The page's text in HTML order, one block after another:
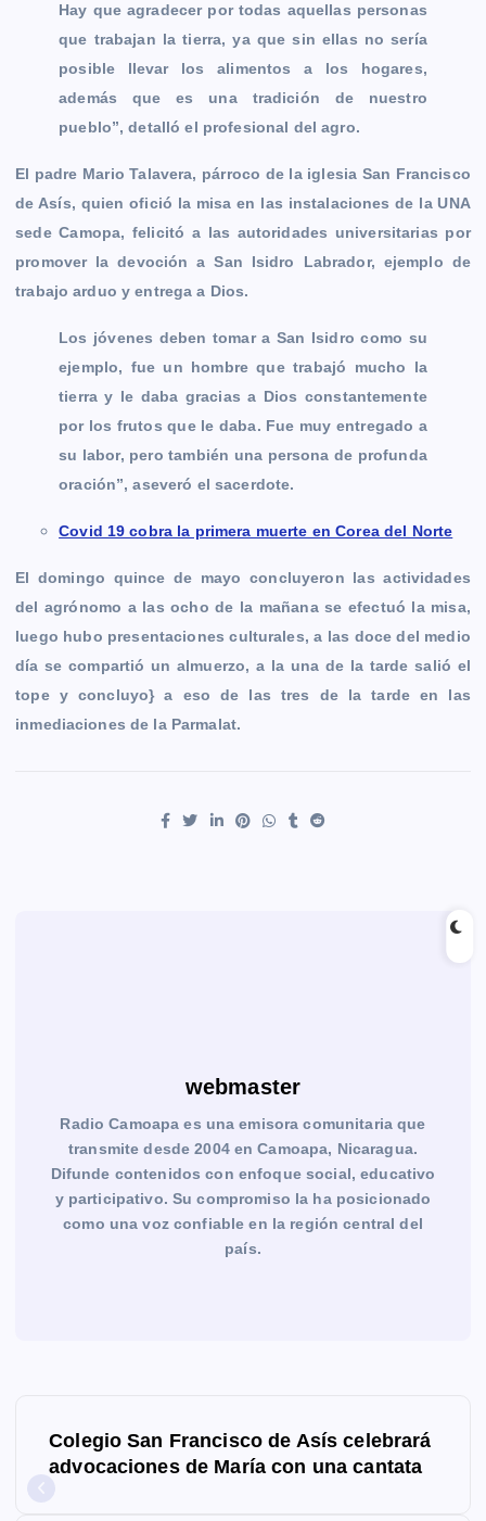
Hay que agradecer por todas aquellas personas
que trabajan la tierra, ya que sin ellas no sería
posible llevar los alimentos a los hogares,
además que es una tradición de nuestro
pueblo”, detalló el profesional del agro.
El padre Mario Talavera, párroco de la iglesia San Francisco
de Asís, quien ofició la misa en las instalaciones de la UNA
sede Camopa, felicitó a las autoridades universitarias por
promover la devoción a San Isidro Labrador, ejemplo de
trabajo arduo y entrega a Dios.
Los jóvenes deben tomar a San Isidro como su
ejemplo, fue un hombre que trabajó mucho la
tierra y le daba gracias a Dios constantemente
por los frutos que le daba. Fue muy entregado a
su labor, pero también una persona de profunda
oración”, aseveró el sacerdote.
Covid 19 cobra la primera muerte en Corea del Norte
El domingo quince de mayo concluyeron las actividades
del agrónomo a las ocho de la mañana se efectuó la misa,
luego hubo presentaciones culturales, a las doce del medio
día se compartió un almuerzo, a la una de la tarde salió el
tope y concluyo} a eso de las tres de la tarde en las
inmediaciones de la Parmalat.
webmaster
Radio Camoapa es una emisora comunitaria que
transmite desde 2004 en Camoapa, Nicaragua.
Difunde contenidos con enfoque social, educativo
y participativo. Su compromiso la ha posicionado
como una voz confiable en la región central del
país.
Colegio San Francisco de Asís celebrará
advocaciones de María con una cantata